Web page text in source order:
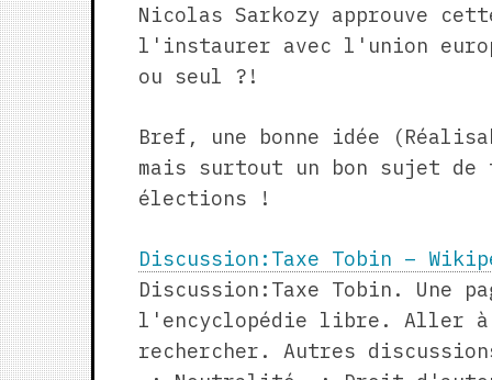
Nicolas Sarkozy approuve
l'instaurer avec l'union
ou seul ?!
Bref, une bonne idée
mais surtout un bon sujet
élections !
Discussion:Taxe Tobin –
Discussion:Taxe Tobin. Une
l'encyclopédie libre. Aller à
rechercher. Autres